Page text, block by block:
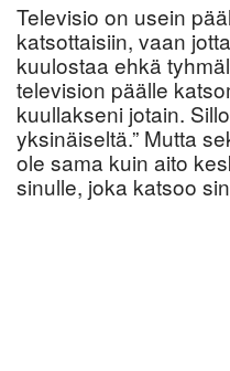
Televisio on usein
katsottaisiin, vaan
kuulostaa ehkä
television päälle
kuullakseni jotain.
yksinäiseltä.” Mutta
ole sama kuin aito
sinulle, joka katsoo